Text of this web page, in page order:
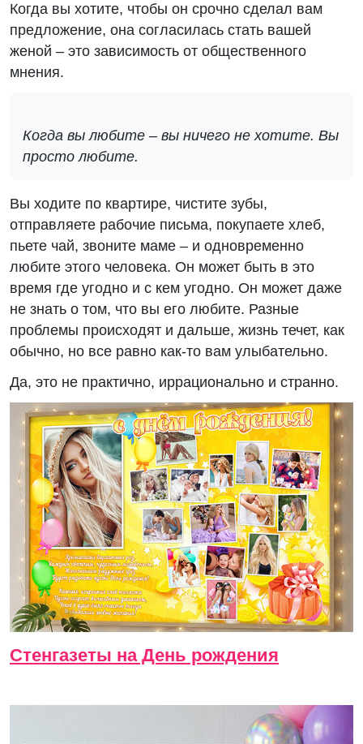
Когда вы хотите, чтобы он срочно сделал вам
предложение, она согласилась стать вашей
женой – это зависимость от общественного
мнения.
Когда вы любите – вы ничего не хотите. Вы
просто любите.
Вы ходите по квартире, чистите зубы,
отправляете рабочие письма, покупаете хлеб,
пьете чай, звоните маме – и одновременно
любите этого человека. Он может быть в это
время где угодно и с кем угодно. Он может даже
не знать о том, что вы его любите. Разные
проблемы происходят и дальше, жизнь течет, как
обычно, но все равно как-то вам улыбательно.
Да, это не практично, иррационально и странно.
Стенгазеты на День рождения